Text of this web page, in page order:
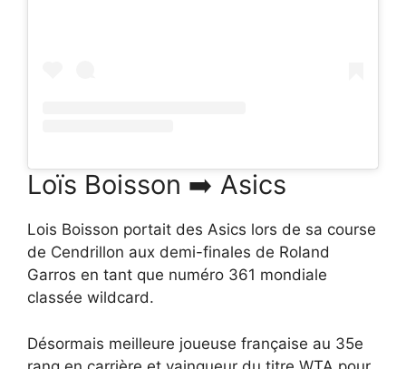
Loïs Boisson ➡️ Asics
Lois Boisson portait des Asics lors de sa course
de Cendrillon aux demi-finales de Roland
Garros en tant que numéro 361 mondiale
classée wildcard.
Désormais meilleure joueuse française au 35e